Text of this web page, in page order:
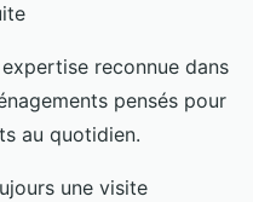
reconnue dans
pensés pour
au quotidien.
une visite